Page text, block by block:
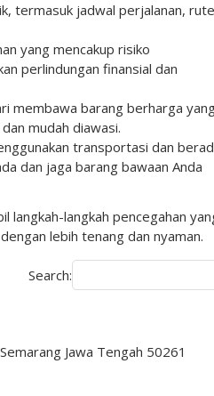
termasuk jadwal perjalanan, rute
yang mencakup risiko
perlindungan finansial dan
membawa barang berharga
mudah diawasi.
transportasi dan
dan jaga barang bawaan Anda
langkah-langkah pencegahan
lebih tenang dan nyaman.
Search:
Jawa Tengah 50261